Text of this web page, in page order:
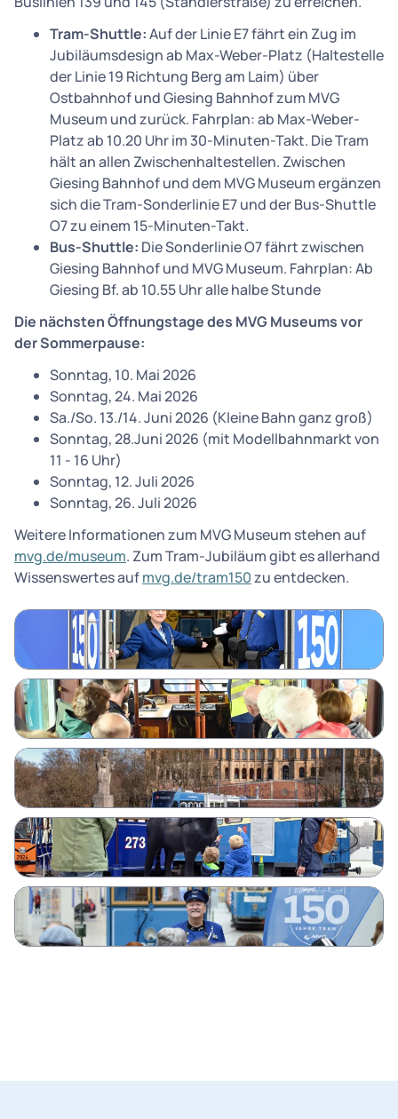
Tram-Shuttle:Auf der Linie E7 fährt ein Zug im
Jubiläumsdesign ab Max-Weber-Platz (Haltestelle
der Linie 19 Richtung Berg am Laim) über
Ostbahnhof und Giesing Bahnhof zum MVG
Museum und zurück. Fahrplan: ab Max-Weber-
Platz ab 10.20 Uhr im 30-Minuten-Takt. Die Tram
hält an allen Zwischenhaltestellen. Zwischen
Giesing Bahnhof und dem MVG Museum ergänzen
sich die Tram-Sonderlinie E7 und der Bus-Shuttle
O7 zu einem 15-Minuten-Takt.
Bus-Shuttle: Die Sonderlinie O7 fährt zwischen
Giesing Bahnhof und MVG Museum. Fahrplan: Ab
Giesing Bf. ab 10.55 Uhr alle halbe Stunde
Die nächsten Öffnungstage des MVG Museums vor
der Sommerpause:
Sonntag, 10. Mai 2026
Sonntag, 24. Mai 2026
Sa./So. 13./14. Juni 2026 (Kleine Bahn ganz groß)
Sonntag, 28.Juni 2026 (mit Modellbahnmarkt von
11 - 16 Uhr)
Sonntag, 12. Juli 2026
Sonntag, 26. Juli 2026
Weitere Informationen zum MVG Museum stehen auf
mvg.de/museum. Zum Tram-Jubiläum gibt es allerhand
Wissenswertes aufmvg.de/tram150zu entdecken.